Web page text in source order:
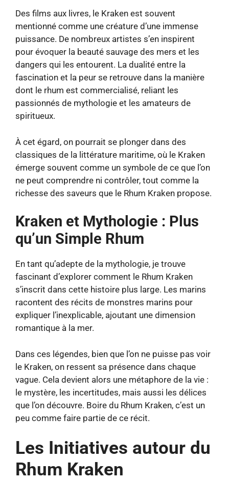
Des films aux livres, le Kraken est souvent
mentionné comme une créature d’une immense
puissance. De nombreux artistes s’en inspirent
pour évoquer la beauté sauvage des mers et les
dangers qui les entourent. La dualité entre la
fascination et la peur se retrouve dans la manière
dont le rhum est commercialisé, reliant les
passionnés de mythologie et les amateurs de
spiritueux.
À cet égard, on pourrait se plonger dans des
classiques de la littérature maritime, où le Kraken
émerge souvent comme un symbole de ce que l’on
ne peut comprendre ni contrôler, tout comme la
richesse des saveurs que le Rhum Kraken propose.
Kraken et Mythologie : Plus
qu’un Simple Rhum
En tant qu’adepte de la mythologie, je trouve
fascinant d’explorer comment le Rhum Kraken
s’inscrit dans cette histoire plus large. Les marins
racontent des récits de monstres marins pour
expliquer l’inexplicable, ajoutant une dimension
romantique à la mer.
Dans ces légendes, bien que l’on ne puisse pas voir
le Kraken, on ressent sa présence dans chaque
vague. Cela devient alors une métaphore de la vie :
le mystère, les incertitudes, mais aussi les délices
que l’on découvre. Boire du Rhum Kraken, c’est un
peu comme faire partie de ce récit.
Les Initiatives autour du
Rhum Kraken